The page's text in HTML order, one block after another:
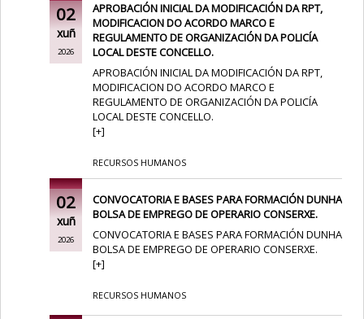
02
xuñ
2026
APROBACIÓN INICIAL DA MODIFICACIÓN DA RPT,
MODIFICACION DO ACORDO MARCO E
REGULAMENTO DE ORGANIZACIÓN DA POLICÍA
LOCAL DESTE CONCELLO.
APROBACIÓN INICIAL DA MODIFICACIÓN DA RPT,
MODIFICACION DO ACORDO MARCO E
REGULAMENTO DE ORGANIZACIÓN DA POLICÍA
LOCAL DESTE CONCELLO.
[+]
RECURSOS HUMANOS
02
xuñ
2026
CONVOCATORIA E BASES PARA FORMACIÓN DUNHA
BOLSA DE EMPREGO DE OPERARIO CONSERXE.
CONVOCATORIA E BASES PARA FORMACIÓN DUNHA
BOLSA DE EMPREGO DE OPERARIO CONSERXE.
[+]
RECURSOS HUMANOS